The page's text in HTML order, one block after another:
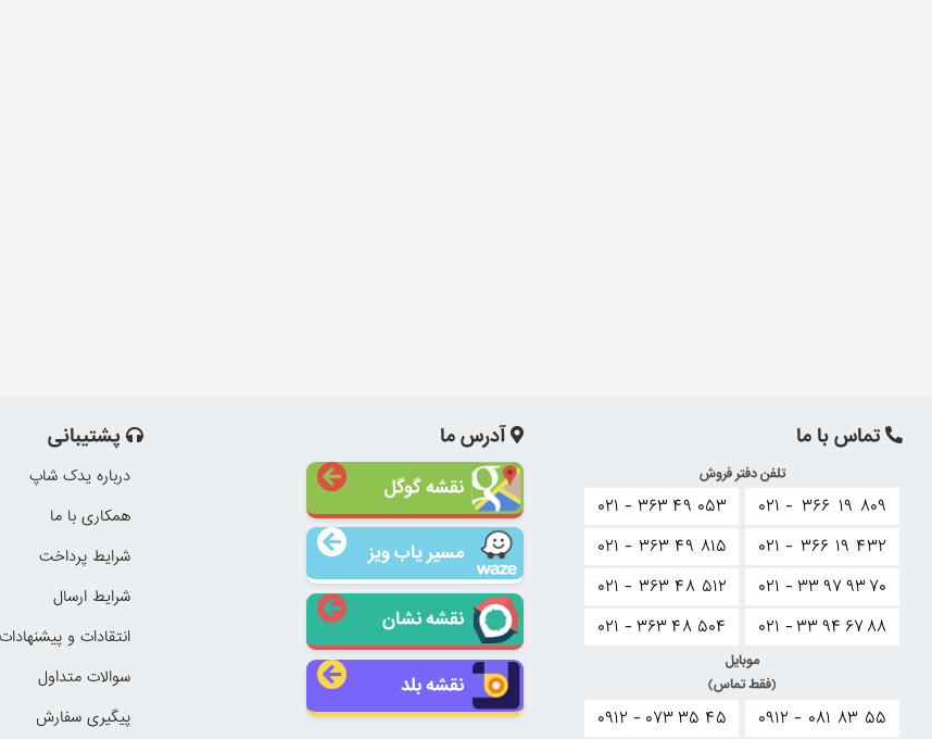
تماس با ما
تلفن دفتر فروش
۰۲۱ - ۳۶۶ ۱۹ ۸۰۹
۰۲۱ - ۳۶۶ ۱۹ ۴۳۲
۰۲۱ - ۳۳۹۷۹۳۷۰
۰۲۱ -۳۳۹۴ ۶۷۸۸
۰۲۱ - ۳۶۳ ۴۹ ۰۵۳
۰۲۱ - ۳۶۳ ۴۹ ۸۱۵
۰۲۱ - ۳۶۳ ۴۸ ۵۱۲
۰۲۱ - ۳۶۳ ۴۸ ۵۰۴
موبایل
(فقط تماس)
۰۹۱۲ - ۰۸۱ ۸۳ ۵۵ ۰۹۱۲ - ۰۷۳۳۵ ۴۵
آدرس ما
نقشه گوگل
مسیر یاب ویز
نقشه نشان
نقشه بلد
پشتیبانی
درباره یدک شاپ
همکاری با ما
شرایط پرداخت
شرایط ارسال
انتقادات و پیشنهادات
سوالات متداول
پیگیری سفارش